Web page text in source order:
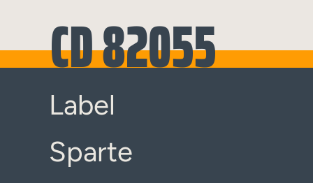
CD 82055
Label
Sparte